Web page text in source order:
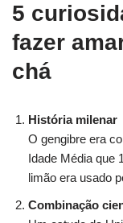
5
fazer
chá
História milenar
O gengibre era
Idade Média que
limão era usado
Combinação